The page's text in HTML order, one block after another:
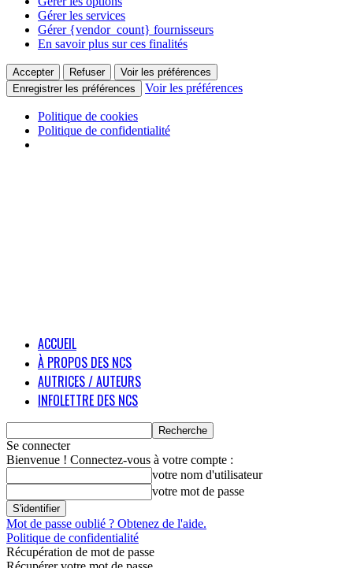
Gérer les services
Gérer {vendor_count} fournisseurs
En savoir plus sur ces finalités
Accepter Refuser
Voir les préférences
Enregistrer les préférences
Voir les préférences
Politique de cookies
Politique de confidentialité
ACCUEIL
À PROPOS DES NCS
AUTRICES / AUTEURS
INFOLETTRE DES NCS
Se connecter
Bienvenue ! Connectez-vous à votre compte :
votre nom d'utilisateur
votre mot de passe
Mot de passe oublié ? Obtenez de l'aide.
Politique de confidentialité
Récupération de mot de passe